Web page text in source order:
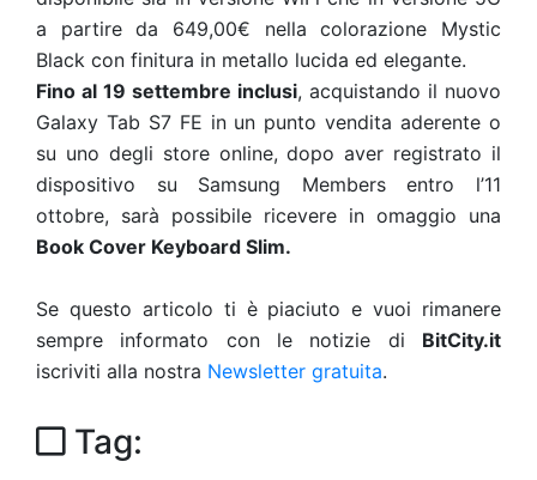
a partire da 649,00€ nella colorazione Mystic
Black con finitura in metallo lucida ed elegante.
Fino al 19 settembre inclusi, acquistando il nuovo
Galaxy Tab S7 FE in un punto vendita aderente o
su uno degli store online, dopo aver registrato il
dispositivo su Samsung Members entro l’11
ottobre, sarà possibile ricevere in omaggio una
Book Cover Keyboard Slim.
Se questo articolo ti è piaciuto e vuoi rimanere
sempre informato con le notizie di BitCity.it
iscriviti alla nostra Newsletter gratuita.
Tag: